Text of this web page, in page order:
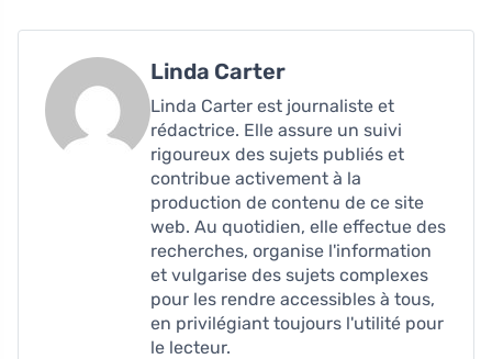
Linda Carter
Linda Carter est journaliste et
rédactrice. Elle assure un suivi
rigoureux des sujets publiés et
contribue activement à la
production de contenu de ce site
web. Au quotidien, elle effectue des
recherches, organise l'information
et vulgarise des sujets complexes
pour les rendre accessibles à tous,
en privilégiant toujours l'utilité pour
le lecteur.